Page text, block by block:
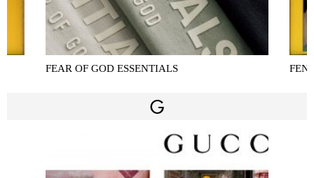
FEAR OF GOD ESSENTIALS
G